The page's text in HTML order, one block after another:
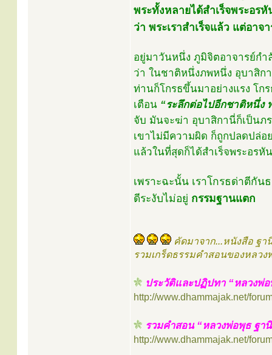
พระทั้งหลายได้สำเร็จพระอร
ว่า พระเราสำเร็จแล้ว แต่อาจ
อยู่มาวันหนึ่ง ภูมิจิตอาจารย์ก
ว่า ในชาติหนึ่งภพหนึ่ง อุบาสิก
ท่านก็โกรธขึ้นมาอย่างแรง โ
เตือน “ระลึกต่อไปอีกชาติหนึ่ง
จับ มันจะฆ่า อุบาสิกานี่ก็เป็นภ
เขาไม่มีความผิด ก็ถูกปลดปล่อ
แล้วในที่สุดก็ได้สำเร็จพระอรหั
เพราะฉะนั้น เราโกรธด่าตีกั
ดีระงับไม่อยู่ กรรมฐานแตก
คัดมาจาก...หนังสือ ฐ
รวมเกร็ดธรรมคำสอนของหลว
ประวัติและปฏิปทา “หลวงพ่
http://www.dhammajak.net/
รวมคำสอน “หลวงพ่อพุธ ฐา
http://www.dhammajak.net/